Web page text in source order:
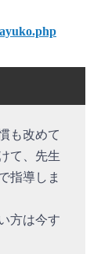
も改めて
て、先生
指導しま
方は今す